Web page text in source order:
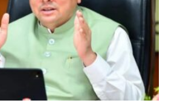
Uttarakhand Young Leaders Dialogue: विकसित
Demand for Review of FRK Policy: ऍफ़आरके नीति
Ram Mandir Control Room: राम मंदिर की सुरक्षा
CM Dhami Meeting With Nitin Gadkari: बैठक में